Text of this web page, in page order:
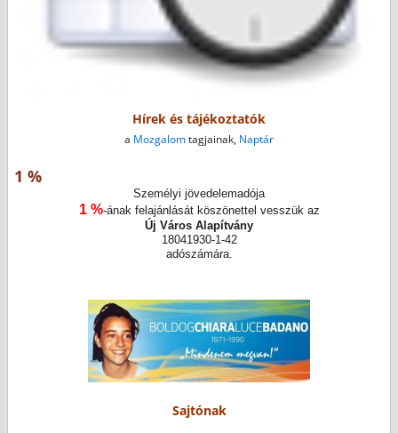
Hírek és tájékoztatók
a Mozgalomtagjainak, Naptár
1 %
Személyi jövedelemadója
1 %-ának felajánlását köszönettel vesszük az
Új Város Alapítvány
18041930-1-42
adószámára.
Sajtónak